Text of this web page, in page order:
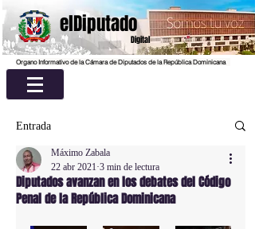
elDiputado
Digital
Organo Informativo de la Cámara de Diputados de la República Dominicana
Entrada
Diputados avanzan en los debates del Código
Penal de la República Dominicana
Máximo Zabala
22 abr 2021 3 min de lectura